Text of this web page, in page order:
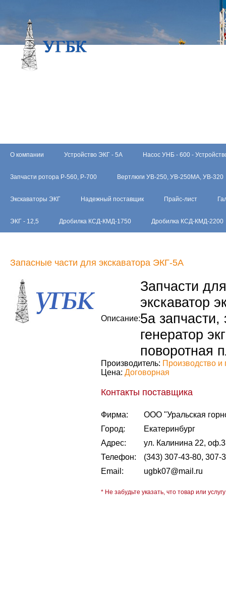
О компании Устройство ЭКГ - 5А Насос УНБ - 600 -
Запчасти ротора Р-560, Р-700 Вертлюги УВ-250, УВ-250МА, УВ-320
Экскаваторы ЭКГ Надежный поставщик Прайс-лист
ЭКГ - 12,5 Дробилка КСД-КМД-1750 Дробилка КСД-КМД-2200
Запасные части для экскаватора ЭКГ-5А
Описание:
Запчасти
экскаватор
5а запчасти,
генератор
поворотная
Производитель: Производство и
Цена: Договорная
Контакты поставщика
Фирма:
ООО "Уральская
Город:
Екатеринбург
Адрес:
ул. Калинина 22,
Телефон:
(343) 307-43-80, 307-
Email:
ugbk07@mail.ru
* Не забудьте указать, что товар или